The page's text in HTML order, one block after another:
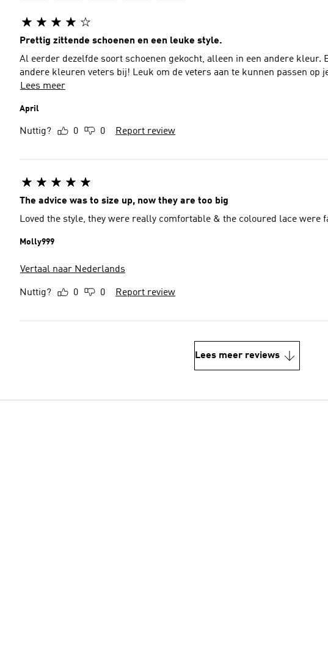
Prettig zittende schoenen en een leuke style.
Al eerder dezelfde soort schoenen gekocht, alleen in een andere kleur.
andere kleuren veters bij! Leuk om de veters aan te kunnen passen op
Lees meer
April
Nuttig? 0 0 Report review
The advice was to size up, now they are too big
Loved the style, they were really comfortable & the coloured lace were
Molly999
Vertaal naar Nederlands
Nuttig? 0 0 Report review
Lees meer reviews